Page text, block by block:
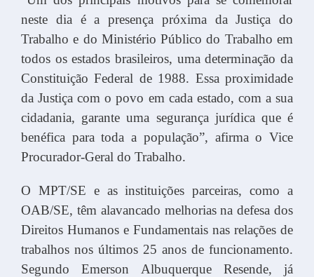
neste dia é a presença próxima da Justiça do
Trabalho e do Ministério Público do Trabalho em
todos os estados brasileiros, uma determinação da
Constituição Federal de 1988. Essa proximidade
da Justiça com o povo em cada estado, com a sua
cidadania, garante uma segurança jurídica que é
benéfica para toda a população”, afirma o Vice
Procurador-Geral do Trabalho.
O MPT/SE e as instituições parceiras, como a
OAB/SE, têm alavancado melhorias na defesa dos
Direitos Humanos e Fundamentais nas relações de
trabalhos nos últimos 25 anos de funcionamento.
Segundo Emerson Albuquerque Resende, já